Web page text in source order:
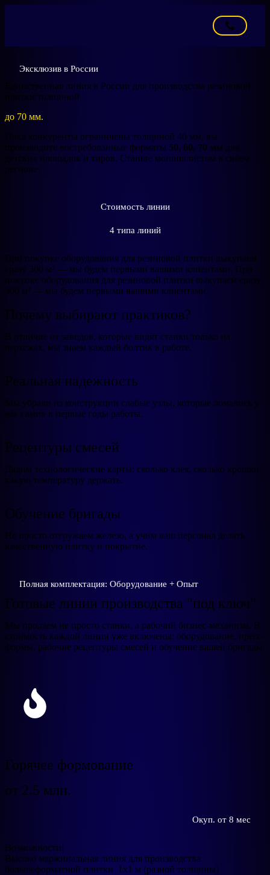
Эксклюзив в России
Единственная линия в России для производства резиновой
плитки толщиной
до 70 мм.
Пока конкуренты ограничены толщиной 40 мм, вы
производите востребованные форматы 50, 60, 70 мм для
детских площадок и тиров. Станьте монополистом в своем
регионе.
Стоимость линии
4 типа линий
При покупке оборудования для резиновой плитки выкупаем
сразу 300 м² — мы будем первыми вашими клиентами. При
покупке оборудования для резиновой плитки выкупаем сразу
300 м² — мы будем первыми вашими клиентами.
Почему выбирают практиков?
В отличие от заводов, которые видят станки только на
чертежах, мы знаем каждый болтик в работе.
Реальная надежность
Мы убрали из конструкции слабые узлы, которые ломались у
нас самих в первые годы работы.
Рецептуры смесей
Дадим технологические карты: сколько клея, сколько крошки,
какую температуру держать.
Обучение бригады
Не просто отгружаем железо, а учим ваш персонал делать
качественную плитку и покрытие.
Полная комплектация: Оборудование + Опыт
Готовые линии производства "под ключ"
Мы продаем не просто станки, а рабочий бизнес-механизм. В
стоимость каждой линии уже включены: оборудование, пресс-
формы, рабочие рецептуры смесей и обучение вашей бригады.
Горячее формование
от 2.5 млн.
Окуп. от 8 мес
Возможности:
Высоко маржинальная линия для производства
большеформатной плитки 1х1 м (разной толщины)